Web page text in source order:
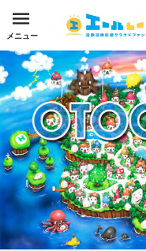
メニュー